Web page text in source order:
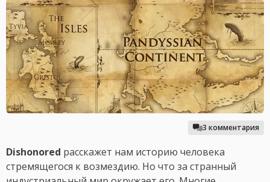
3 комментария
Dishonored расскажет нам историю человека
стремящегося к возмездию. Но что за странный